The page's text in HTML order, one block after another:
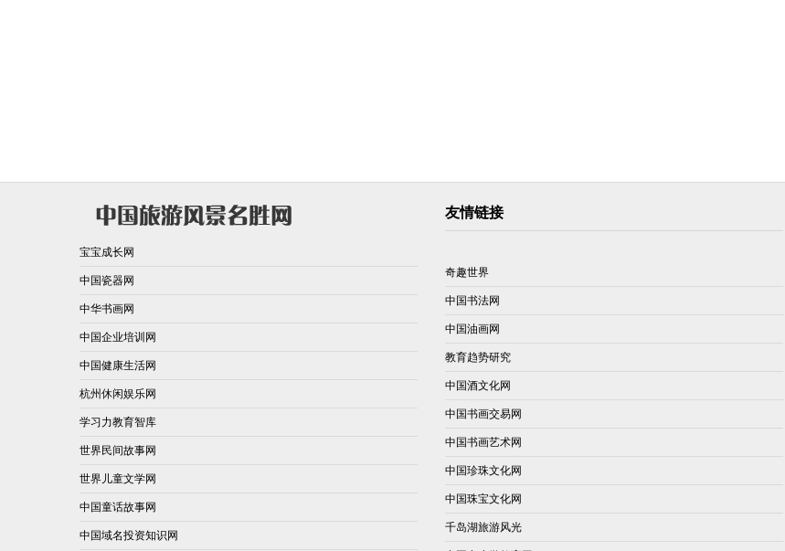
宝宝成长网
中国瓷器网
中华书画网
中国企业培训网
中国健康生活网
杭州休闲娱乐网
学习力教育智库
世界民间故事网
世界儿童文学网
中国童话故事网
中国域名投资知识网
友情链接
奇趣世界
中国书法网
中国油画网
教育趋势研究
中国酒文化网
中国书画交易网
中国书画艺术网
中国珍珠文化网
中国珠宝文化网
千岛湖旅游风光